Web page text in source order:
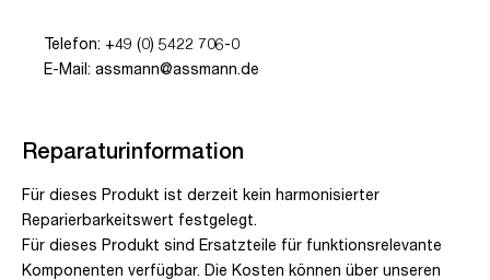
Telefon: +49 (0) 5422 706-0
E-Mail: assmann@assmann.de
Reparaturinformation
Für dieses Produkt ist derzeit kein harmonisierter
Reparierbarkeitswert festgelegt.
Für dieses Produkt sind Ersatzteile für funktionsrelevante
Komponenten verfügbar. Die Kosten können über unseren